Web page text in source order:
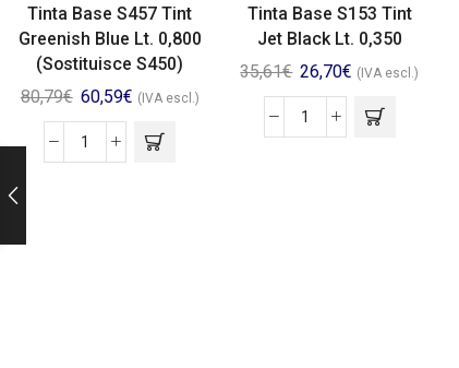
Tinta Base S457 Tint
Greenish Blue Lt. 0,800
(Sostituisce S450)
80,79€ 60,59€ (IVA escl.)
Tinta Base S153 Tint
Jet Black Lt. 0,350
35,61€ 26,70€ (IVA escl.)